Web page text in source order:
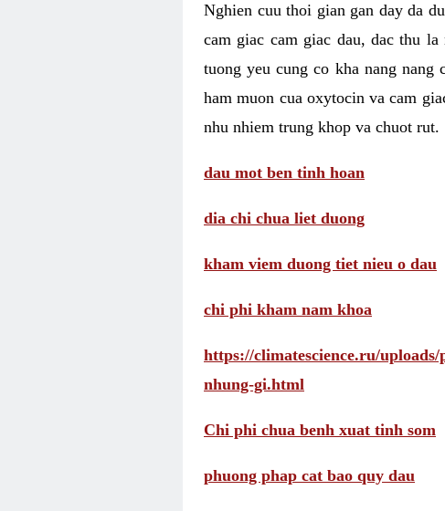
Nghien cuu thoi gian gan day da
cam giac cam giac dau, dac thu
tuong yeu cung co kha nang
ham muon cua oxytocin va cam
nhu nhiem trung khop va chuot rut.
dau mot ben tinh hoan
dia chi chua liet duong
kham viem duong tiet nieu o dau
chi phi kham nam khoa
https://climatescience.ru/uploads/
nhung-gi.html
Chi phi chua benh xuat tinh som
phuong phap cat bao quy dau